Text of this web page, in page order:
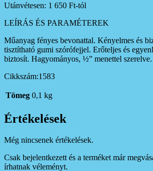
Utánvétesen: 1 650 Ft-tól
LEÍRÁS ÉS PARAMÉTEREK
Műanyag fényes bevonattal. Kényelmes és
tisztítható gumi szórófejjel. Erőteljes és
biztosít. Hagyományos, ½” menettel szerelve.
Cikkszám:1583
Tömeg 0,1 kg
Értékelések
Még nincsenek értékelések.
Csak bejelentkezett és a terméket már
írhatnak véleményt.